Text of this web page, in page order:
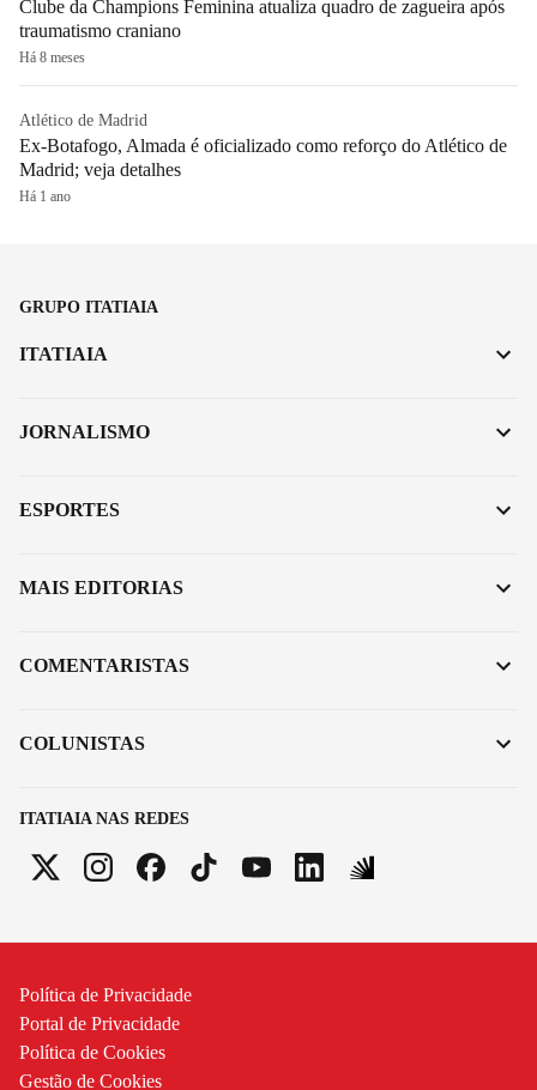
Clube da Champions Feminina atualiza quadro de zagueira após
traumatismo craniano
Há 8 meses
Atlético de Madrid
Ex-Botafogo, Almada é oficializado como reforço do Atlético de
Madrid; veja detalhes
Há 1 ano
GRUPO ITATIAIA
ITATIAIA NAS REDES
ITATIAIA
JORNALISMO
ESPORTES
MAIS EDITORIAS
COMENTARISTAS
COLUNISTAS
Política de Privacidade
Portal de Privacidade
Política de Cookies
Gestão de Cookies